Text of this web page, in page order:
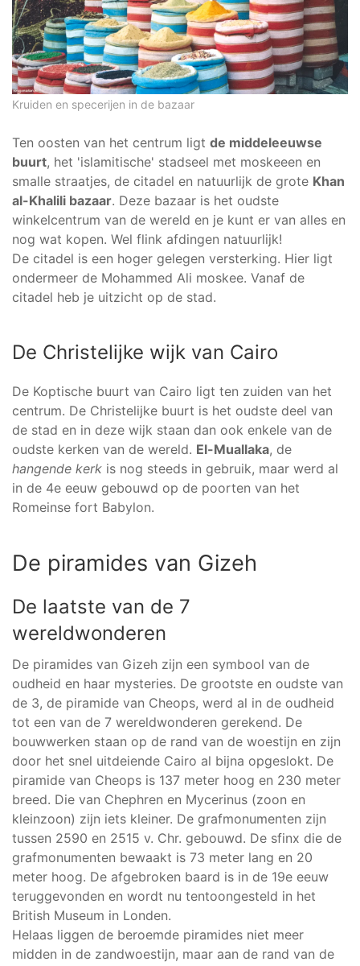
Kruiden en specerijen in de bazaar
Ten oosten van het centrum ligt de middeleeuwse
buurt, het 'islamitische' stadseel met moskeeen en
smalle straatjes, de citadel en natuurlijk de grote Khan
al-Khalili bazaar. Deze bazaar is het oudste
winkelcentrum van de wereld en je kunt er van alles en
nog wat kopen. Wel flink afdingen natuurlijk!
De citadel is een hoger gelegen versterking. Hier ligt
ondermeer de Mohammed Ali moskee. Vanaf de
citadel heb je uitzicht op de stad.
De Christelijke wijk van Cairo
De Koptische buurt van Cairo ligt ten zuiden van het
centrum. De Christelijke buurt is het oudste deel van
de stad en in deze wijk staan dan ook enkele van de
oudste kerken van de wereld. El-Muallaka, de
hangende kerk is nog steeds in gebruik, maar werd al
in de 4e eeuw gebouwd op de poorten van het
Romeinse fort Babylon.
De piramides van Gizeh
De laatste van de 7
wereldwonderen
De piramides van Gizeh zijn een symbool van de
oudheid en haar mysteries. De grootste en oudste van
de 3, de piramide van Cheops, werd al in de oudheid
tot een van de 7 wereldwonderen gerekend. De
bouwwerken staan op de rand van de woestijn en zijn
door het snel uitdeiende Cairo al bijna opgeslokt. De
piramide van Cheops is 137 meter hoog en 230 meter
breed. Die van Chephren en Mycerinus (zoon en
kleinzoon) zijn iets kleiner. De grafmonumenten zijn
tussen 2590 en 2515 v. Chr. gebouwd. De sfinx die de
grafmonumenten bewaakt is 73 meter lang en 20
meter hoog. De afgebroken baard is in de 19e eeuw
teruggevonden en wordt nu tentoongesteld in het
British Museum in Londen.
Helaas liggen de beroemde piramides niet meer
midden in de zandwoestijn, maar aan de rand van de